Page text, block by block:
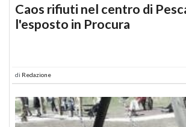
Caos rifiuti nel centro di
l'esposto in Procura
di Redazione